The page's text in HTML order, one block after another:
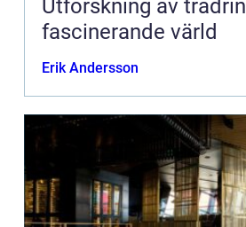
Utforskning av
fascinerande värld
Erik Andersson